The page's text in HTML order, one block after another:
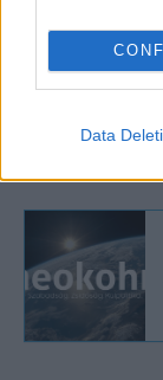
Data
kezdte
Kertész
valamint